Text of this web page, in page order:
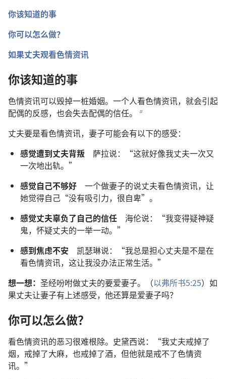
你该知道的事
你可以怎么做？
如果丈夫观看色情资讯
你该知道的事
色情资讯可以毁掉一桩婚姻。一个人看色情资讯，就会引起
配偶的反感，也会失去配偶的信任。
b
丈夫要是看色情资讯，妻子可能会有以下的感受：
感觉遭到丈夫背叛 萨拉说：“这就好像我丈夫一次又
一次地出轨。”
感觉自己不够好 一个做妻子的说丈夫看色情资讯，让
她觉得自己“没有吸引力，很自卑”。
感觉丈夫辜负了自己的信任 海伦说：“我变得疑神疑
鬼，怀疑丈夫的一举一动。”
感到焦虑不安 凯瑟琳说：“我总是担心丈夫是不是在
看色情资讯，这让我没办法正常生活。”
想一想： 圣经吩咐做丈夫的要爱妻子。（以弗所书5:25）如
果丈夫让妻子有上述感受，他还算是爱妻子吗？
你可以怎么做？
看色情资讯的恶习很难根除。史黛西说：“我丈夫戒掉了
烟，戒掉了大麻，也戒掉了酒，但他就是戒不了色情资
讯。”